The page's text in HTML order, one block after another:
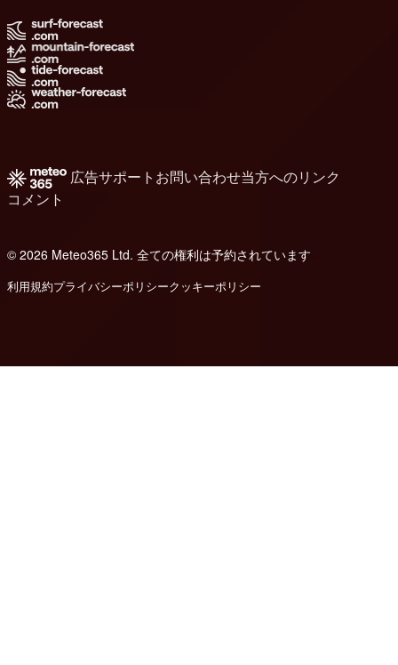
広告サポート お問い合わせ当方へのリンク
コメント
© 2026 Meteo365 Ltd. 全ての権利は予約されています
利用規約プライバシーポリシークッキーポリシー